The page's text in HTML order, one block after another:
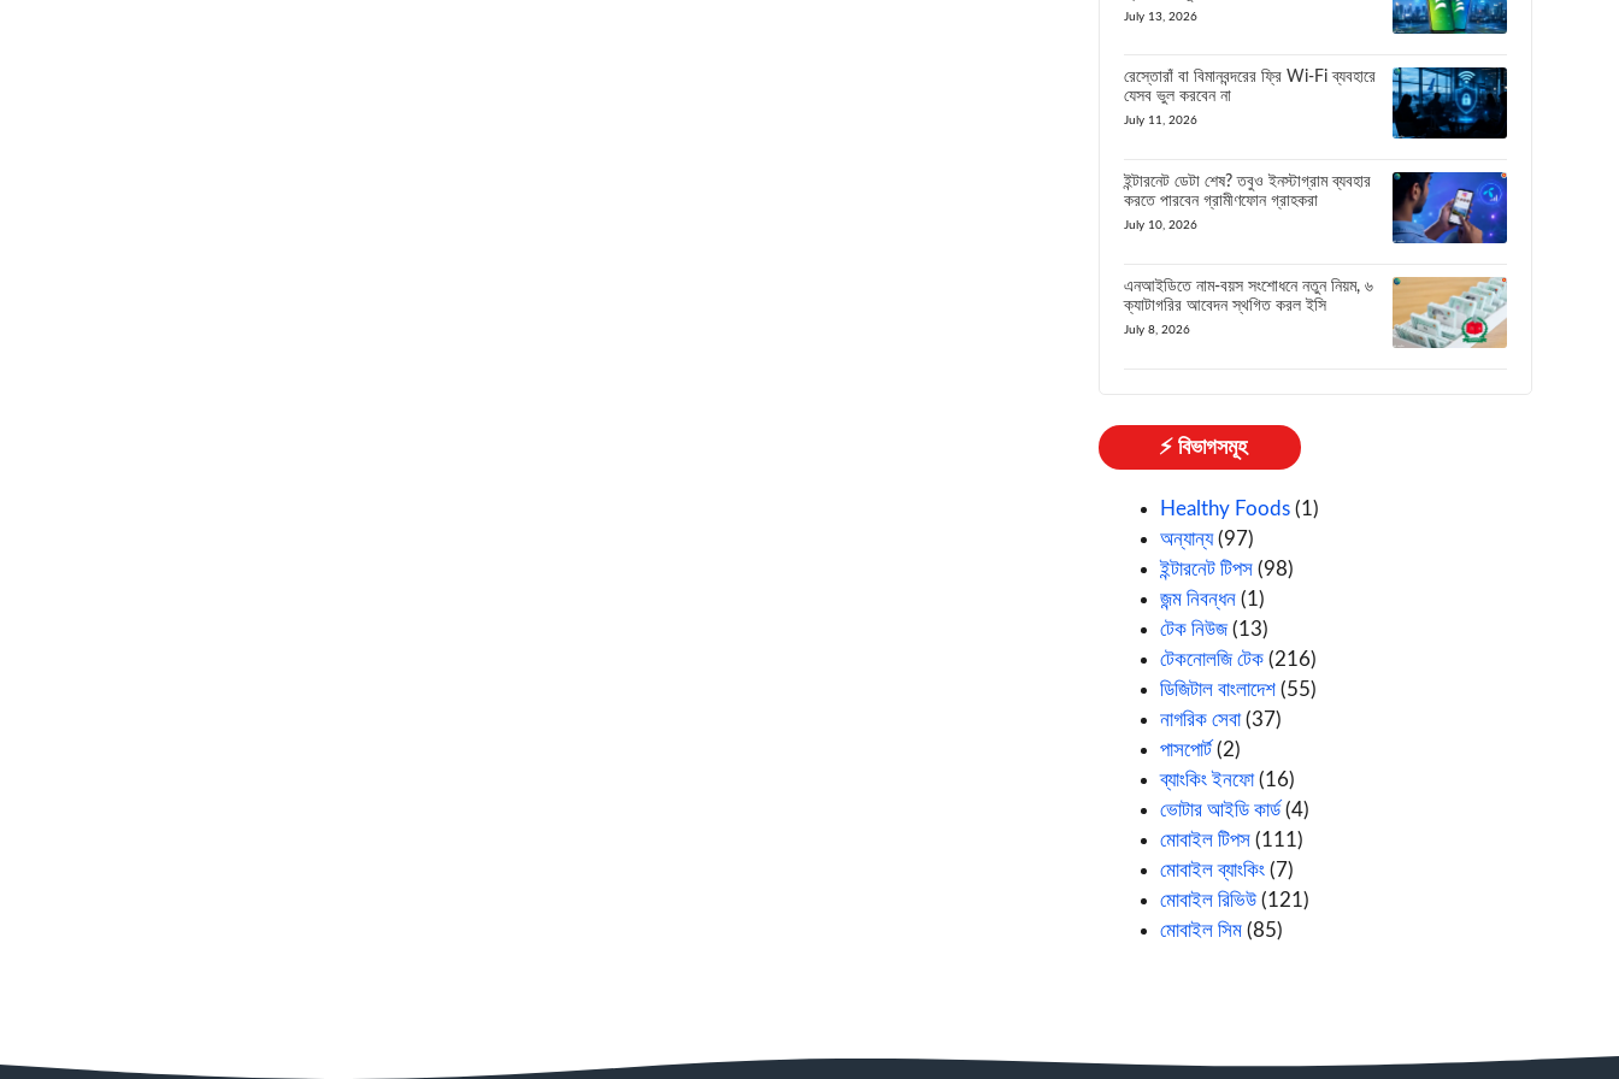
July 13, 2026
রেস্তোরাঁ বা বিমানবন্দরের ফ্রি Wi-Fi ব্যবহারে
যেসব ভুল করবেন না
July 11, 2026
ইন্টারনেট ডেটা শেষ? তবুও ইনস্টাগ্রাম ব্যবহার
করতে পারবেন গ্রামীণফোন গ্রাহকরা
July 10, 2026
এনআইডিতে নাম-বয়স সংশোধনে নতুন নিয়ম, ৬
ক্যাটাগরির আবেদন স্থগিত করল ইসি
July 8, 2026
⚡ বিভাগসমূহ
Healthy Foods (1)
অন্যান্য(97)
ইন্টারনেট টিপস (98)
জন্ম নিবন্ধন (1)
টেক নিউজ(13)
টেকনোলজি টেক (216)
ডিজিটাল বাংলাদেশ (55)
নাগরিক সেবা(37)
পাসপোর্ট (2)
ব্যাংকিং ইনফো(16)
ভোটার আইডি কার্ড (4)
মোবাইল টিপস (111)
মোবাইল ব্যাংকিং (7)
মোবাইল রিভিউ (121)
মোবাইল সিম (85)